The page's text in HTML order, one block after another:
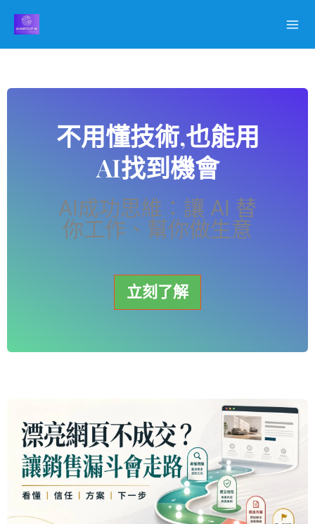
主
不用懂技術,也能用
AI找到機會
AI成功思維：讓 AI 替
你工作、幫你做生意
立刻了解